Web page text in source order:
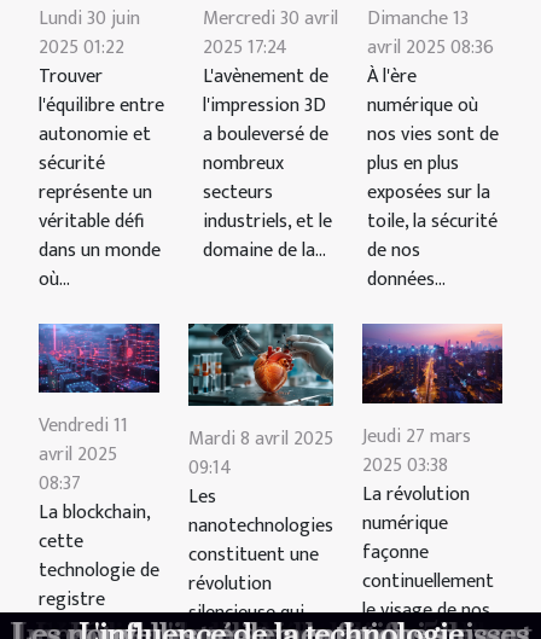
Lundi 30 juin
2025 01:22
Trouver
l'équilibre entre
autonomie et
sécurité
représente un
véritable défi
dans un monde
où...
Mercredi 30 avril
2025 17:24
L'avènement de
l'impression 3D
a bouleversé de
nombreux
secteurs
industriels, et le
domaine de la...
Dimanche 13
avril 2025 08:36
À l'ère
numérique où
nos vies sont de
plus en plus
exposées sur la
toile, la sécurité
de nos
données...
Vendredi 11
avril 2025
08:37
La blockchain,
cette
technologie de
registre
distribué, est
Mardi 8 avril 2025
09:14
Les
nanotechnologies
constituent une
révolution
silencieuse qui
Jeudi 27 mars
2025 03:38
La révolution
numérique
façonne
continuellement
le visage de nos